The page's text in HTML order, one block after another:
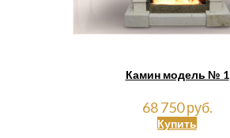
Камин модель № 1
68 750 руб.
Купить